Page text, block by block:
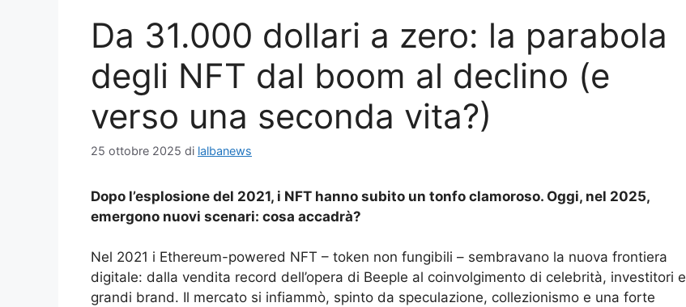
Da 31.000 dollari a zero: la parabola
degli NFT dal boom al declino (e
verso una seconda vita?)
25 ottobre 2025 di lalbanews
Dopo l’esplosione del 2021, i NFT hanno subito un tonfo clamoroso. Oggi, nel 2025,
emergono nuovi scenari: cosa accadrà?
Nel 2021 i Ethereum-powered NFT – token non fungibili – sembravano la nuova frontiera
digitale: dalla vendita record dell’opera di Beeple al coinvolgimento di celebrità, investitori e
grandi brand. Il mercato si infiammò, spinto da speculazione, collezionismo e una forte